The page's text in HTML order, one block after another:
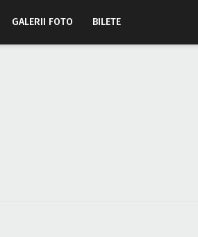
GALERII FOTO BILETE